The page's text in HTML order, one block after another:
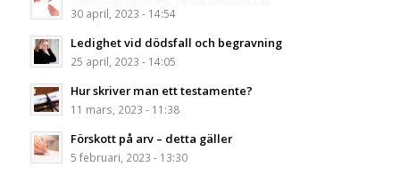
30 april, 2023 - 14:54
Ledighet vid dödsfall och begravning
25 april, 2023 - 14:05
Hur skriver man ett testamente?
11 mars, 2023 - 11:38
Förskott på arv – detta gäller
5 februari, 2023 - 13:30